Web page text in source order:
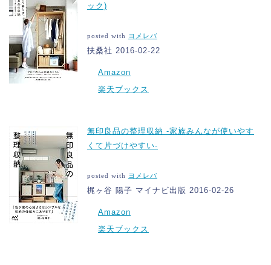
ック)
posted with ヨメレバ
扶桑社 2016-02-22
Amazon
楽天ブックス
無印良品の整理収納 -家族みんなが使いやす
くて片づけやすい-
posted with ヨメレバ
梶ヶ谷 陽子 マイナビ出版 2016-02-26
Amazon
楽天ブックス